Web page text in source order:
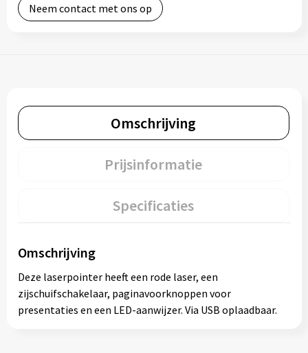
Neem contact met ons op
Omschrijving
Prijsinformatie
Specificaties
Omschrijving
Deze laserpointer heeft een rode laser, een
zijschuifschakelaar, paginavoorknoppen voor
presentaties en een LED-aanwijzer. Via USB oplaadbaar.